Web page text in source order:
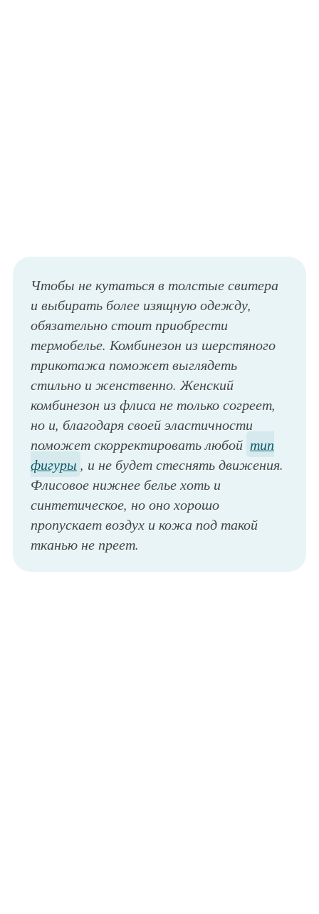
Чтобы не кутаться в толстые свитера
и выбирать более изящную одежду,
обязательно стоит приобрести
термобелье. Комбинезон из шерстяного
трикотажа поможет выглядеть
стильно и женственно. Женский
комбинезон из флиса не только согреет,
но и, благодаря своей эластичности
поможет скорректировать любой тип
фигуры , и не будет стеснять движения.
Флисовое нижнее белье хоть и
синтетическое, но оно хорошо
пропускает воздух и кожа под такой
тканью не преет.